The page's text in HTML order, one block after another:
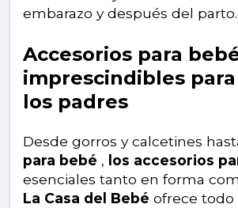
embarazo y después del parto.
Accesorios para
imprescindibles
los padres
Desde gorros y calcetines
para bebé , los accesorios
esenciales tanto en forma
La Casa del Bebé ofrece todo